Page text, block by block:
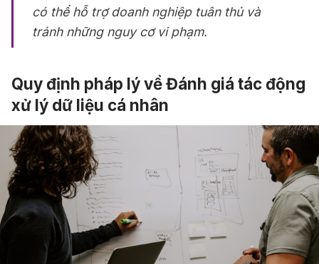
có thể hỗ trợ doanh nghiệp tuân thủ và
tránh những nguy cơ vi phạm.
Quy định pháp lý về Đánh giá tác động
xử lý dữ liệu cá nhân